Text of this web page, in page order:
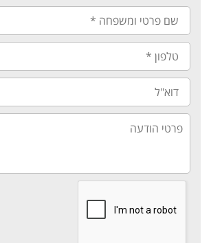
שם
פרטי
ומשפחה
*
טלפון
דוא"ל
פרטי
הודעה